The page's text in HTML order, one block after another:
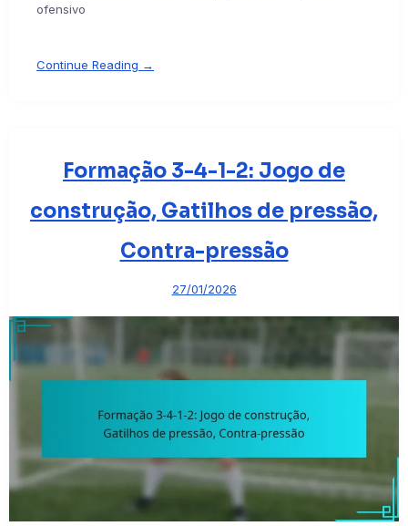
ofensivo
Continue Reading →
Formação 3-4-1-2: Jogo de
construção, Gatilhos de pressão,
Contra-pressão
27/01/2026